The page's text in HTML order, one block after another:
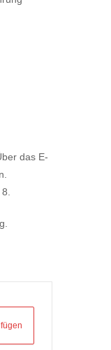
das E-